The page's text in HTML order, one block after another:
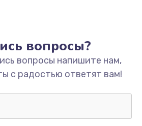
Заказать
включается
вопросы?
вопросы напишите нам,
с радостью ответят вам!